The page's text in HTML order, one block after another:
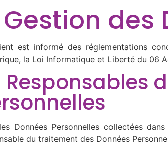
Gestion des
est informé des réglementations
la Loi Informatique et Liberté du 06
Responsables
Données Personnelles collectées
du traitement des Données